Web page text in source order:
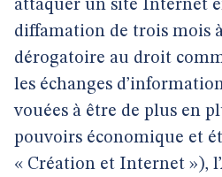
attaquer un site Internet
diffamation de trois mois
dérogatoire au droit
les échanges
vouées à être de plus en
pouvoirs économique et
« Création et Internet »),